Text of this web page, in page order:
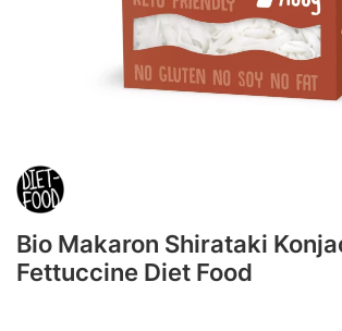
Bio Makaron Shirataki
Fettuccine Diet Food